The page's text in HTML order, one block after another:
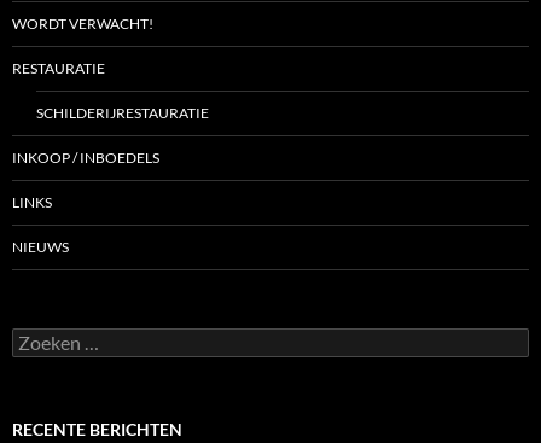
WORDT VERWACHT!
RESTAURATIE
SCHILDERIJRESTAURATIE
INKOOP / INBOEDELS
LINKS
NIEUWS
Zoeken
naar:
RECENTE BERICHTEN